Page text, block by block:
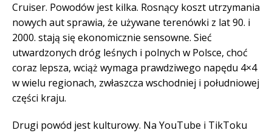
Cruiser. Powodów jest kilka. Rosnący koszt utrzymania
nowych aut sprawia, że używane terenówki z lat 90. i
2000. stają się ekonomicznie sensowne. Sieć
utwardzonych dróg leśnych i polnych w Polsce, choć
coraz lepsza, wciąż wymaga prawdziwego napędu 4×4
w wielu regionach, zwłaszcza wschodniej i południowej
części kraju.
Drugi powód jest kulturowy. Na YouTube i TikToku